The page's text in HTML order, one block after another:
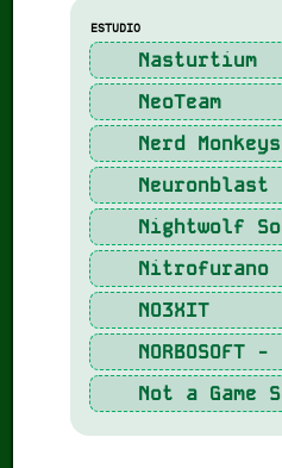
ESTUDIO
Nasturtium
NeoTeam
Nerd Monkeys
Neuronblast
Nightwolf
Nitrofurano
NO3XIT
NORBOSOFT -
Not a Game